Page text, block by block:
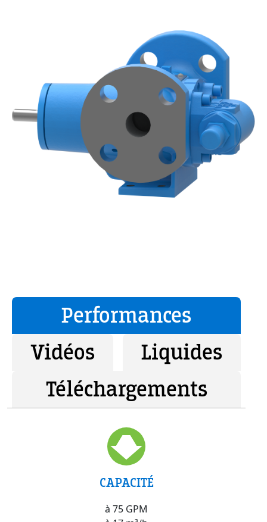
Performances
Vidéos
Liquides
Téléchargements
CAPACITÉ
à 75 GPM